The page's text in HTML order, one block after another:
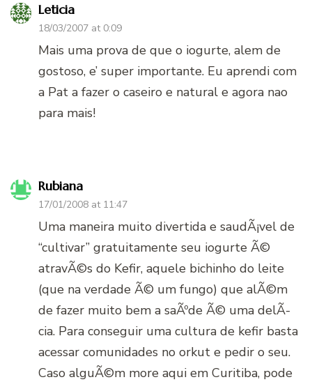
Leticia
18/03/2007 at 0:09
Mais uma prova de que o iogurte, alem de
gostoso, e’ super importante. Eu aprendi com
a Pat a fazer o caseiro e natural e agora nao
para mais!
Rubiana
17/01/2008 at 11:47
Uma maneira muito divertida e saudÃ¡vel de
“cultivar” gratuitamente seu iogurte Ã©
atravÃ©s do Kefir, aquele bichinho do leite
(que na verdade Ã© um fungo) que alÃ©m
de fazer muito bem a saÃºde Ã© uma delÃ­
cia. Para conseguir uma cultura de kefir basta
acessar comunidades no orkut e pedir o seu.
Caso alguÃ©m more aqui em Curitiba, pode